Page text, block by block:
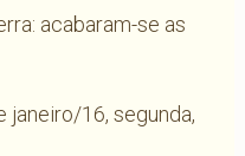
acabaram-se as
janeiro/16, segunda,